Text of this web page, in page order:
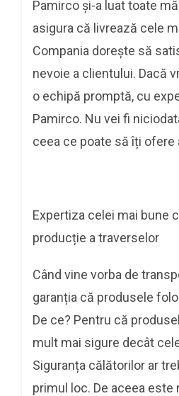
Pamirco și-a luat toate
asigura că livrează cele
Compania dorește să
nevoie a clientului. Dacă
o echipă promptă, cu
Pamirco. Nu vei fi
ceea ce poate să îți
Expertiza celei mai bune
producție a traverselor
Când vine vorba de
garanția că produsele
De ce? Pentru că
mult mai sigure decât
Siguranța călătorilor ar
primul loc. De aceea este